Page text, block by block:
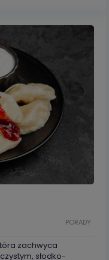
PORADY
zachwyca
słodko-